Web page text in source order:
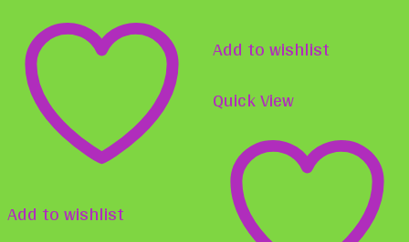
Produktseite
gewählt
werden
Add to wishlist
Add to wishlist
Quick View